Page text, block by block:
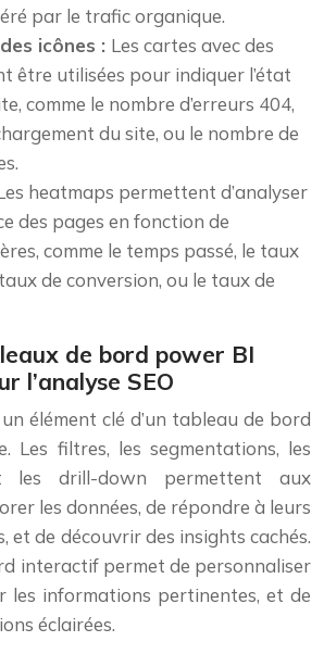
par le trafic organique.
icônes : Les cartes avec des
être utilisées pour indiquer l’état
comme le nombre d’erreurs 404,
du site, ou le nombre de
heatmaps permettent d’analyser
des pages en fonction de
comme le temps passé, le taux
de conversion, ou le taux de
de bord power BI
l’analyse SEO
élément clé d’un tableau de bord
Les filtres, les segmentations, les
les drill-down permettent aux
les données, de répondre à leurs
et de découvrir des insights cachés.
interactif permet de personnaliser
les informations pertinentes, et de
éclairées.